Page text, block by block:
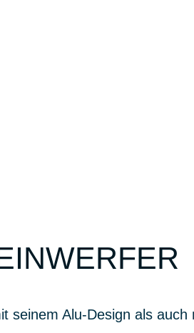
seinem Alu-Design als auch